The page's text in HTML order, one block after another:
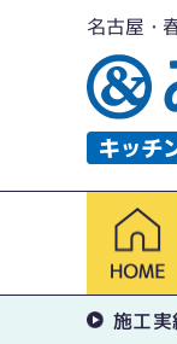
名古屋・
施工